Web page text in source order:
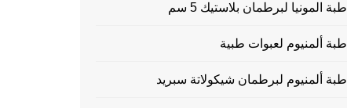
طبة المونيا لبرطمان بلاستيك 5 سم
طبة ألمنيوم لعبوات طبية
طبة ألمنيوم لبرطمان شيكولاتة سبريد